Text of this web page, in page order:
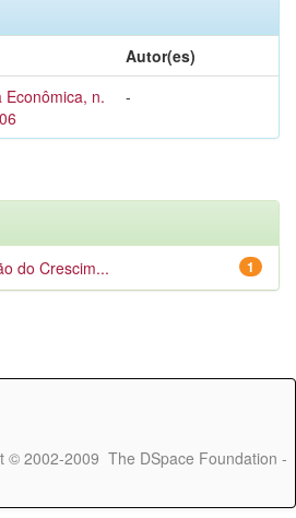
Autor(es)
Econômica, n.
-
1
do Crescim...
© 2002-2009 The DSpace Foundation -